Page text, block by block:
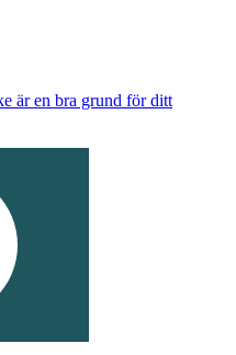
är en bra grund för ditt